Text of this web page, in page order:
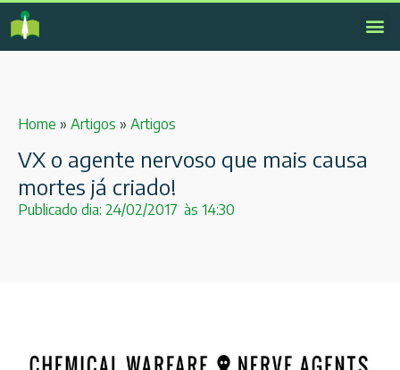
Home » Artigos » Artigos
VX o agente nervoso que mais causa
mortes já criado!
Publicado dia: 24/02/2017 às 14:30